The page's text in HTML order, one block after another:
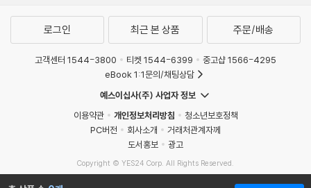
로그인 최근 본 상품 주문/배송
고객센터 1544-3800 티켓 1544-6399
중고샵 1566-4295
eBook 1:1문의/채팅상담
예스이십사(주) 사업자 정보
이용약관
개인정보처리방침
청소년보호정책
PC버전
회사소개
거래처관계자께
도서홍보
광고
Copyright © YES24 Corp. All Rights Reserved.
MATOM5